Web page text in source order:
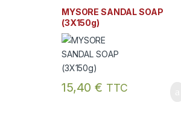
MYSORE SANDAL SOAP
(3X150g)
15,40€ TTC